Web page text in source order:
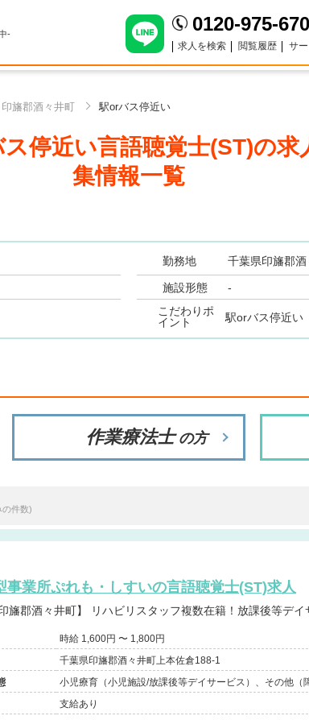
- 0120-975-670
求人を検索 閲覧履歴 サ
印旛郡酒々井町 駅orバス停近い
停近い言語聴覚士(ST)の求
集情報一覧
勤務地 千葉県印旛郡酒
施設形態 -
こだわりポ
イント
駅orバス停近い
作業療法士 の方
件数)
事業所ぷれも・しすいの言語聴覚士(ST)求人
【千葉県/印旛郡酒々井町】 リハビリスタッフ複数在籍！
時給 1,600円 〜 1,800円
千葉県印旛郡酒々井町上本佐倉188-1
小児療育（小児施設/放課後等デイサービス）、その他（
支給あり